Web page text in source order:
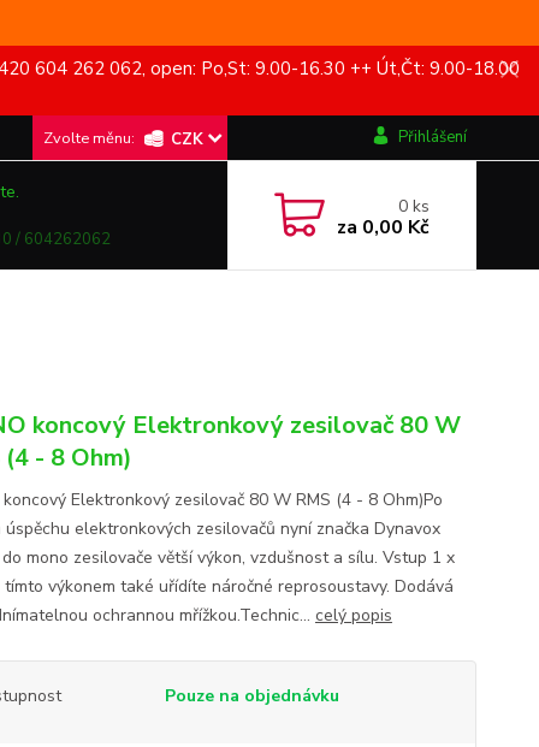
604 262 062, open: Po,St: 9.00-16.30 ++ Út,Čt: 9.00-18.00
CZK Přihlášení
/ 604262062
0ks
za 0,00 Kč
koncový Elektronkový zesilovač 80 W
(4 - 8 Ohm)
Elektronkový zesilovač 80 W RMS (4 - 8 Ohm)Po
úspěchu elektronkových zesilovačů nyní značka Dynavox
mono zesilovače větší výkon, vzdušnost a sílu. Vstup 1 x
tímto výkonem také uřídíte náročné reprosoustavy. Dodává
ochrannou mřížkou.Technic... celý popis
Pouze na objednávku